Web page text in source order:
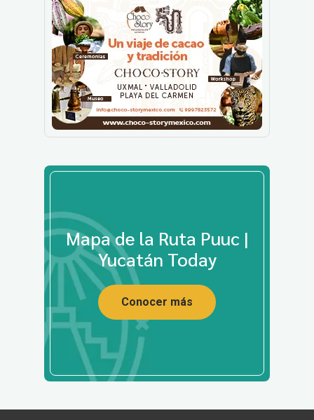
Mapa de la Ruta Puuc |
Yucatán Today
Conocer más